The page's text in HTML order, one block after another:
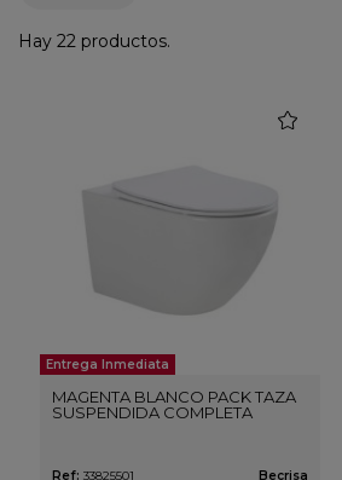
Hay 22 productos.
Entrega Inmediata
MAGENTA BLANCO PACK TAZA
SUSPENDIDA COMPLETA
Ref: 33825501 Becrisa
favorite